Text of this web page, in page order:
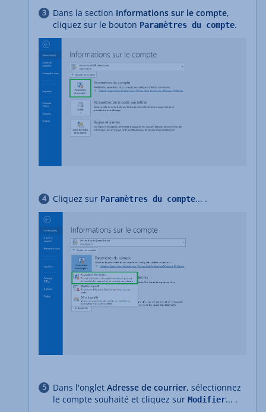
Dans la section Informations sur le compte,
cliquez sur le bouton Paramètres du compte.
Cliquez sur Paramètres du compte... .
Dans l'onglet Adresse de courrier, sélectionnez
le compte souhaité et cliquez sur Modifier... .